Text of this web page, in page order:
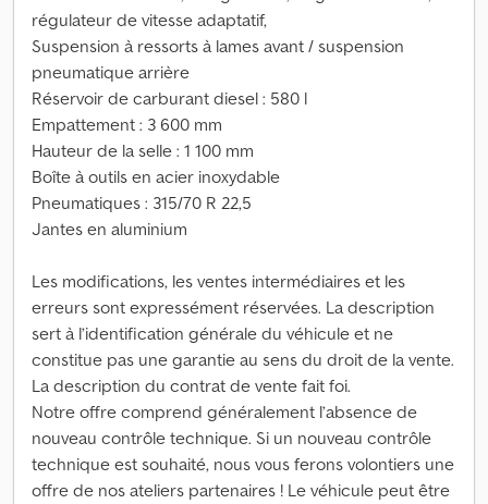
régulateur de vitesse adaptatif,
Suspension à ressorts à lames avant / suspension
pneumatique arrière
Réservoir de carburant diesel : 580 l
Empattement : 3 600 mm
Hauteur de la selle : 1 100 mm
Boîte à outils en acier inoxydable
Pneumatiques : 315/70 R 22,5
Jantes en aluminium
Les modifications, les ventes intermédiaires et les
erreurs sont expressément réservées. La description
sert à l’identification générale du véhicule et ne
constitue pas une garantie au sens du droit de la vente.
La description du contrat de vente fait foi.
Notre offre comprend généralement l’absence de
nouveau contrôle technique. Si un nouveau contrôle
technique est souhaité, nous vous ferons volontiers une
offre de nos ateliers partenaires ! Le véhicule peut être